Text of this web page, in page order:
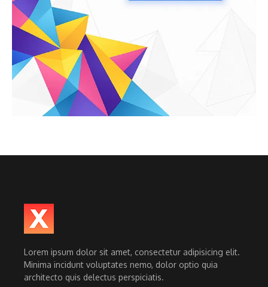
Lorem ipsum dolor sit amet, consectetur adipisicing elit.
Minima incidunt voluptates nemo, dolor optio quia
architecto quis delectus perspiciatis.